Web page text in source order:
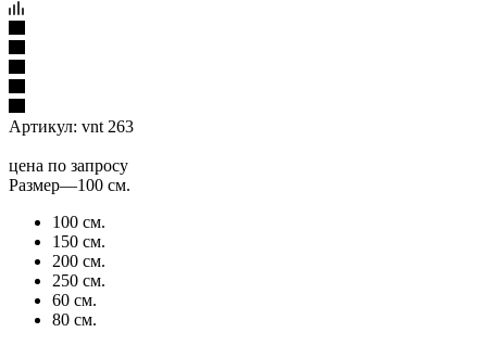
Артикул: vnt 263
цена по запросу
Размер—100 см.
100 см.
150 см.
200 см.
250 см.
60 см.
80 см.